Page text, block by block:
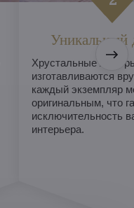
Уникальный
Хрустальные
изготавливаются
каждый экземпляр
оригинальным, что
исключительность
интерьера.